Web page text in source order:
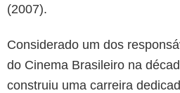
(2007).
Considerado um dos
do Cinema Brasileiro na
construiu uma carreira